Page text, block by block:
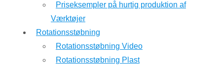
Priseksempler på hurtig produktion af
Værktøjer
Rotationsstøbning
Rotationsstøbning Video
Rotationsstøbning Plast